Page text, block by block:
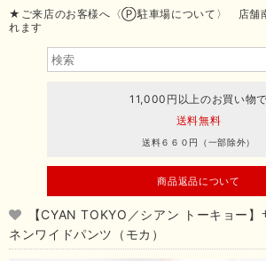
★ご来店のお客様へ〈Ⓟ駐車場について〉 店舗
れます
11,000円以上のお買い物で
送料無料
送料６６０円（一部除外）
商品返品について
【CYAN TOKYO／シアン トーキョー
ネンワイドパンツ（モカ）